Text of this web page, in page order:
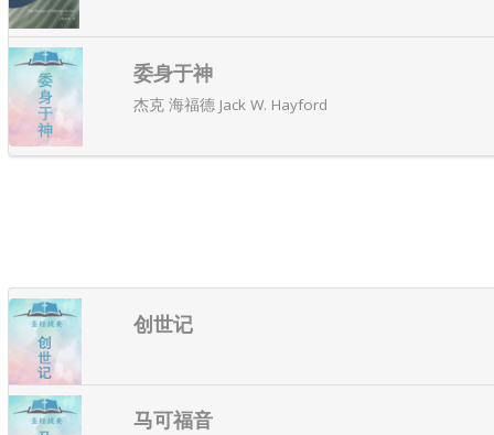
委身于神
杰克 海福德 Jack W. Hayford
创世记
马可福音